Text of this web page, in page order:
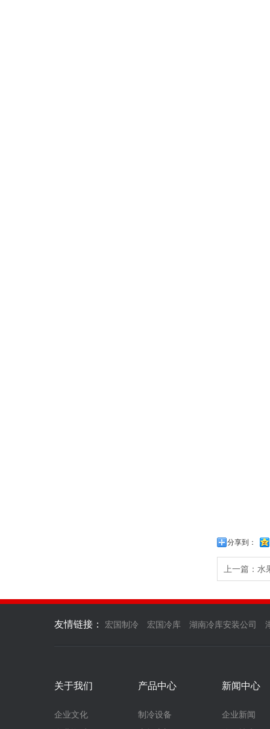
分享到：
上一篇：
友情链接： 宏国制冷 宏国冷库 湖南冷库安装公司
关于我们
企业文化
产品中心
制冷设备
新闻中心
企业新闻